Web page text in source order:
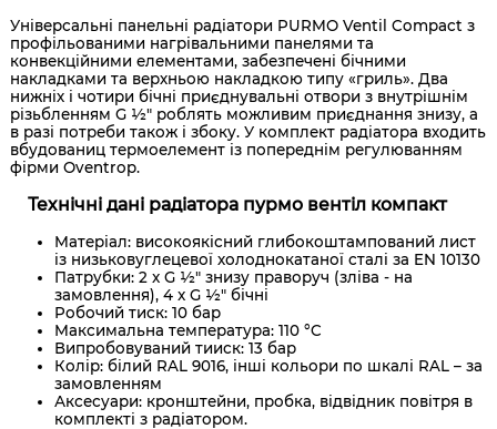
Універсальні панельні радіатори PURMO Ventil Compact з
профільованими нагрівальними панелями та
конвекційними елементами, забезпечені бічними
накладками та верхньою накладкою типу «гриль». Два
нижніх і чотири бічні приєднувальні отвори з внутрішнім
різьбленням G ½" роблять можливим приєднання знизу, а
в разі потреби також і збоку. У комплект радіатора входить
вбудованиц термоелемент із попереднім регулюванням
фірми Oventrop.
Технічні дані радіатора пурмо вентіл компакт
Матеріал: високоякісний глибокоштампований лист
із низьковуглецевої холоднокатаної сталі за EN 10130
Патрубки: 2 x G ½" знизу праворуч (зліва - на
замовлення), 4 x G ½" бічні
Робочий тиск: 10 бар
Максимальна температура: 110 °C
Випробовуваний тииск: 13 бар
Колір: білий RAL 9016, інші кольори по шкалі RAL – за
замовленням
Аксесуари: кронштейни, пробка, відвідник повітря в
комплекті з радіатором.